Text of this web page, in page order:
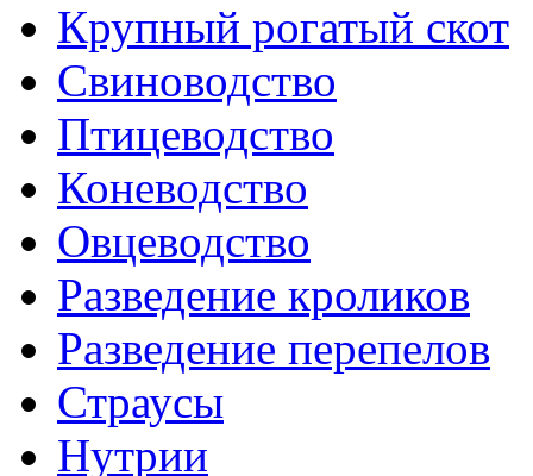
Крупный рогатый скот
Свиноводство
Птицеводство
Коневодство
Овцеводство
Разведение кроликов
Разведение перепелов
Страусы
Нутрии